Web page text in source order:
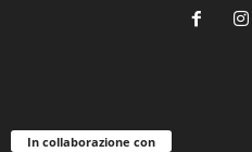
In collaborazione con